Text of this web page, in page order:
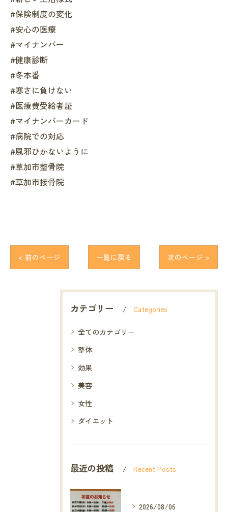
#保険制度の変化
#安心の医療
#マイナンバー
#健康診断
#冬本番
#寒さに負けない
#医療費受給者証
#マイナンバーカード
#病院での対応
#風邪ひかないように
#草加市整骨院
#草加市接骨院
< 前のページ 一覧に戻る 次のページ >
カテゴリー Categories
全てのカテゴリー
整体
効果
美容
女性
ダイエット
最近の投稿 Recent Posts
2026/08/06